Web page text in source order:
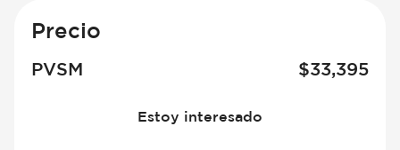
Precio
PVSM $33,395
Estoy interesado